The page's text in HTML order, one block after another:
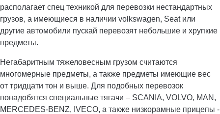
располагает спец техникой для перевозки нестандартных
грузов, а имеющиеся в наличии volkswagen, Seat или
другие автомобили пускай перевозят небольшие и хрупкие
предметы.
Негабаритным тяжеловесным грузом считаются
многомерные предметы, а также предметы имеющие вес
от тридцати тон и выше. Для подобных перевозок
понадобятся специальные тягачи – SCANIA, VOLVO, MAN,
MERCEDES-BENZ, IVECO, а также низкорамные прицепы -